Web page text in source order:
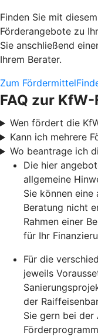
Finden Sie mit
Förderangebote zu
Sie anschließend
Ihrem Berater.
Zum
FAQ zur
Wen fördert die
Kann ich mehrere
Wo beantrage ich
Die hier
allgemeine
Sie können eine
Beratung nicht
Rahmen einer
für Ihr
Für die
jeweils
der
Sie gern bei der